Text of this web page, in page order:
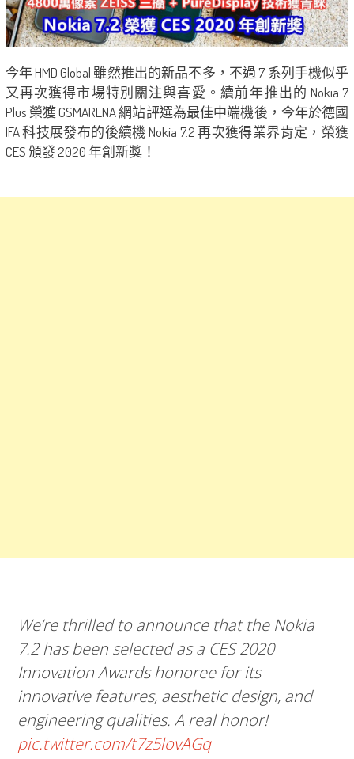
今年 HMD Global 雖然推出的新品不多，不過 7 系列手機似乎
又再次獲得市場特別關注與喜愛。續前​​年推出的 Nokia 7
Plus 榮獲 GSMARENA 網站評選為最佳中端機後，今年於德國
IFA 科技展發布的後續機 Nokia 7.2 再次獲得業界肯定，榮獲
CES 頒發 2020 年創新獎！
We’re thrilled to announce that the Nokia
7.2 has been selected as a CES 2020
Innovation Awards honoree for its
innovative features, aesthetic design, and
engineering qualities. A real honor!
pic.twitter.com/t7z5lovAGq